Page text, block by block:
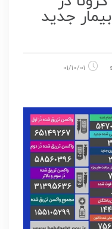
کشور/ شناسایی ۳۸ بیمار جدید
01/10/01